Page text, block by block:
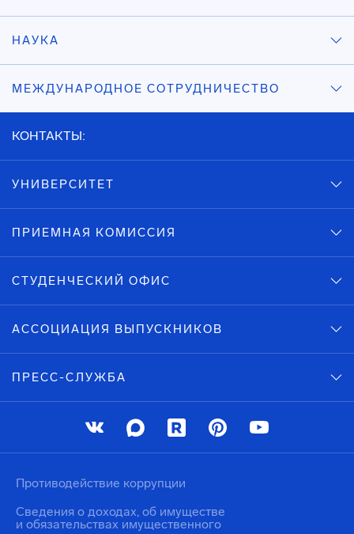
НАУКА
МЕЖДУНАРОДНОЕ СОТРУДНИЧЕСТВО
КОНТАКТЫ:
УНИВЕРСИТЕТ
ПРИЕМНАЯ КОМИССИЯ
СТУДЕНЧЕСКИЙ ОФИС
АССОЦИАЦИЯ ВЫПУСКНИКОВ
ПРЕСС-СЛУЖБА
Противодействие коррупции
Сведения о доходах, об имуществе
и обязательствах имущественного